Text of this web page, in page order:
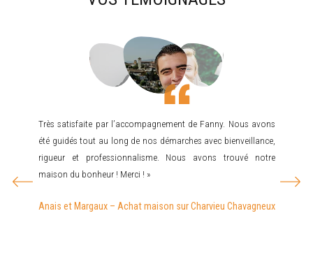
Très satisfaite par l’accompagnement de Fanny. Nous avons
été guidés tout au long de nos démarches avec bienveillance,
rigueur et professionnalisme. Nous avons trouvé notre
maison du bonheur ! Merci ! »
Anais et Margaux – Achat maison sur Charvieu Chavagneux